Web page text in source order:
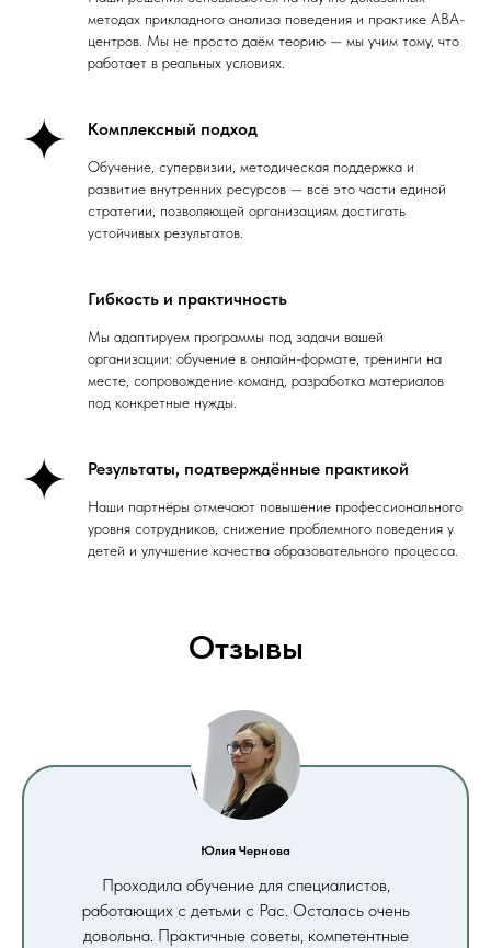
методах прикладного анализа поведения и практике ABA-
центров. Мы не просто даём теорию — мы учим тому, что
работает в реальных условиях.
Комплексный подход
Обучение, супервизии, методическая поддержка и
развитие внутренних ресурсов — всё это части единой
стратегии, позволяющей организациям достигать
устойчивых результатов.
Гибкость и практичность
Мы адаптируем программы под задачи вашей
организации: обучение в онлайн-формате, тренинги на
месте, сопровождение команд, разработка материалов
под конкретные нужды.
Результаты, подтверждённые практикой
Наши партнёры отмечают повышение профессионального
уровня сотрудников, снижение проблемного поведения у
детей и улучшение качества образовательного процесса.
Отзывы
Юлия Чернова
Проходила обучение для специалистов,
работающих с детьми с Рас. Осталась очень
довольна. Практичные советы, компетентные